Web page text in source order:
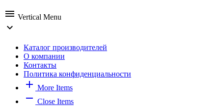
menu Vertical Menu
expand_more
Каталог производителей
О компании
Контакты
Политика конфиденциальности
add More Items
remove Close Items